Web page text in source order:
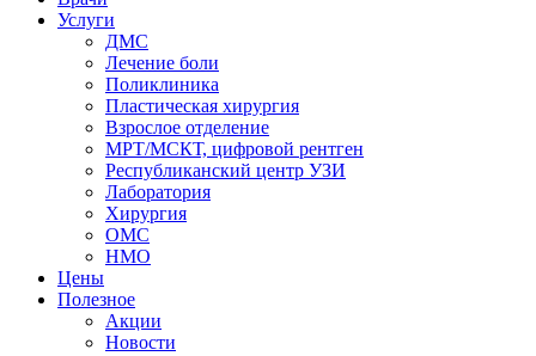
Услуги
ДМС
Лечение боли
Поликлиника
Пластическая хирургия
Взрослое отделение
МРТ/МСКТ, цифровой рентген
Республиканский центр УЗИ
Лаборатория
Хирургия
ОМС
НМО
Цены
Полезное
Акции
Новости